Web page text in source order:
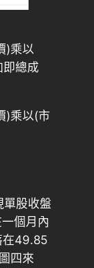
)乘以
即總成
)乘以(市
單股收盤
個月內
在49.85
四來